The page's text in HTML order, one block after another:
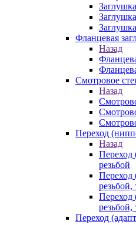
Фланцевая
Назад
Смотровое
Назад
Переход
Назад
резьбой
резьбой,
резьбой,
Переход